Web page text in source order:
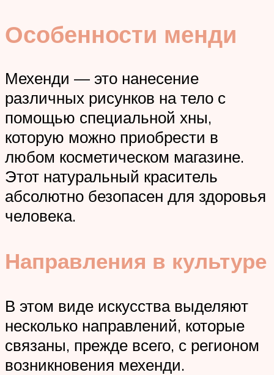
Особенности менди
Мехенди — это нанесение
различных рисунков на тело с
помощью специальной хны,
которую можно приобрести в
любом косметическом магазине.
Этот натуральный краситель
абсолютно безопасен для здоровья
человека.
Направления в культуре
В этом виде искусства выделяют
несколько направлений, которые
связаны, прежде всего, с регионом
возникновения мехенди.